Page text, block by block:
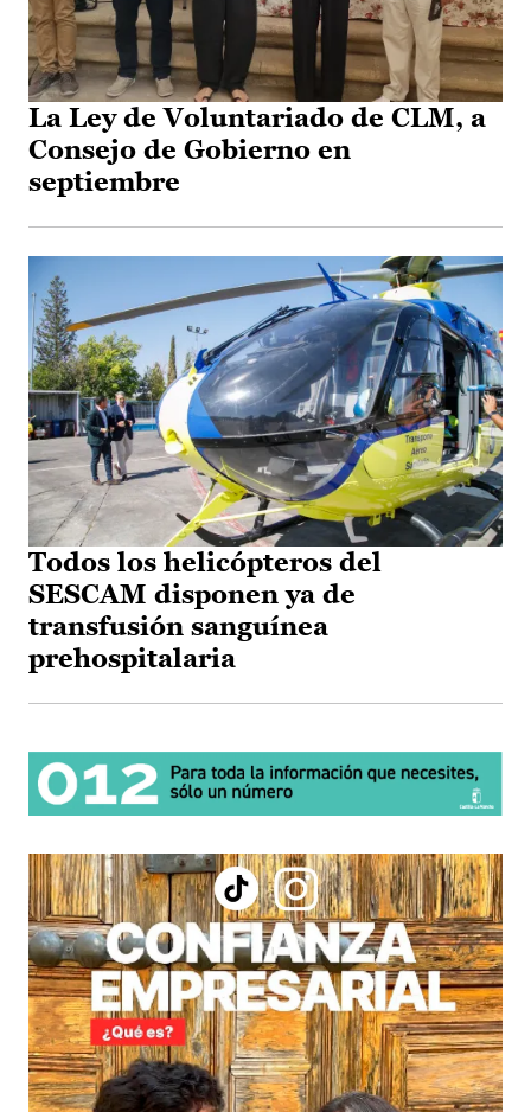
La Ley de Voluntariado de CLM, a
Consejo de Gobierno en
septiembre
Todos los helicópteros del
SESCAM disponen ya de
transfusión sanguínea
prehospitalaria